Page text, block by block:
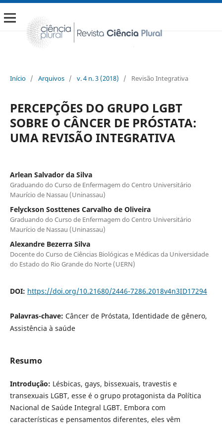
Início / Arquivos / v. 4 n. 3 (2018) / Revisão Integrativa
PERCEPÇÕES DO GRUPO LGBT
SOBRE O CÂNCER DE PRÓSTATA:
UMA REVISÃO INTEGRATIVA
Arlean Salvador da Silva
Graduando do Curso de Enfermagem do Centro Universitário
Maurício de Nassau (Uninassau)
Felyckson Sosttenes Carvalho de Oliveira
Graduando do Curso de Enfermagem do Centro Universitário
Maurício de Nassau (Uninassau)
Alexandre Bezerra Silva
Docente do Curso de Ciências Biológicas e Médicas da Universidade
do Estado do Rio Grande do Norte (UERN)
DOI: https://doi.org/10.21680/2446-7286.2018v4n3ID17294
Palavras-chave: Câncer de Próstata, Identidade de gênero,
Assistência à saúde
Resumo
Introdução: Lésbicas, gays, bissexuais, travestis e
transexuais LGBT, esse é o grupo protagonista da Política
Nacional de Saúde Integral LGBT. Embora com
características e pensamentos diferentes, eles vêm